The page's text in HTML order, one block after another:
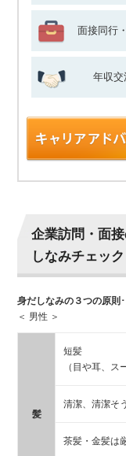
面接同行
年収交
企業訪問・面
しなみチェッ
身だしなみの３つの原則
＜ 男性 ＞
髪
短髪
（目や耳、ス
清潔、清潔そ
茶髪・金髪は